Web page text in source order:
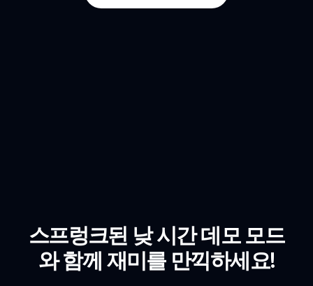
스프렁크된 낮 시간 데모 모드
와 함께 재미를 만끽하세요!